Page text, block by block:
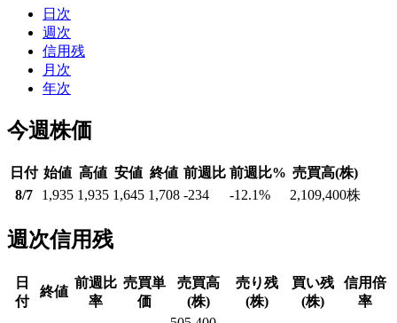
日次
週次
信用残
月次
年次
今週株価
日付 始値 高値 安値 終値 前週比 前週比% 売買高(株)
8/7
1,935 1,935 1,645 1,708 -234 -12.1% 2,109,400株
週次信用残
日
付
終値
前週比
率
売買単
価
売買高
(株)
売り残
(株)
買い残
(株)
信用倍
率